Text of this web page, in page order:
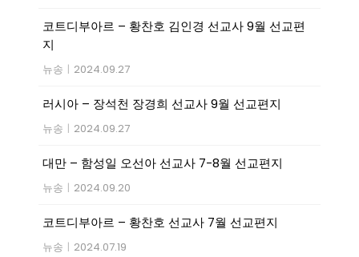
코트디부아르 – 황찬호 김인경 선교사 9월 선교편
지
뉴송 | 2024.09.27
러시아 – 장석천 장경희 선교사 9월 선교편지
뉴송 | 2024.09.27
대만 – 함성일 오선아 선교사 7-8월 선교편지
뉴송 | 2024.09.20
코트디부아르 – 황찬호 선교사 7월 선교편지
뉴송 | 2024.07.19